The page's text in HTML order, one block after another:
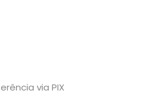
via PIX